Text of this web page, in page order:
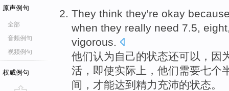
原声例句
全部
音频例句
视频例句
权威例句
They think they're okay
when they really need 7.5, eight
vigorous.
他们认为 自己的状态还可以， 因
活， 即使实际上 ，他们需要七个
间，才能达到精力充沛的状态。